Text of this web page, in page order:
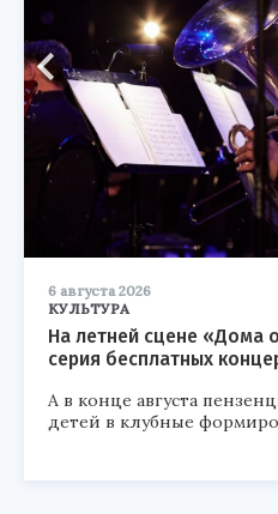
6 августа 2026
КУЛЬТУРА
На летней сцене «Дома
серия бесплатных
А в конце августа
детей в клубные